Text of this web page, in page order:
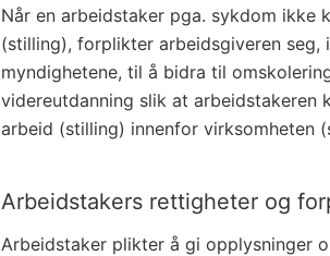
Når en arbeidstaker pga. sykdom ikke
(stilling), forplikter arbeidsgiveren seg,
myndighetene, til å bidra til
videreutdanning slik at arbeidstakeren
arbeid (stilling) innenfor virksomheten
Arbeidstakers rettigheter og
Arbeidstaker plikter å gi opplysninger